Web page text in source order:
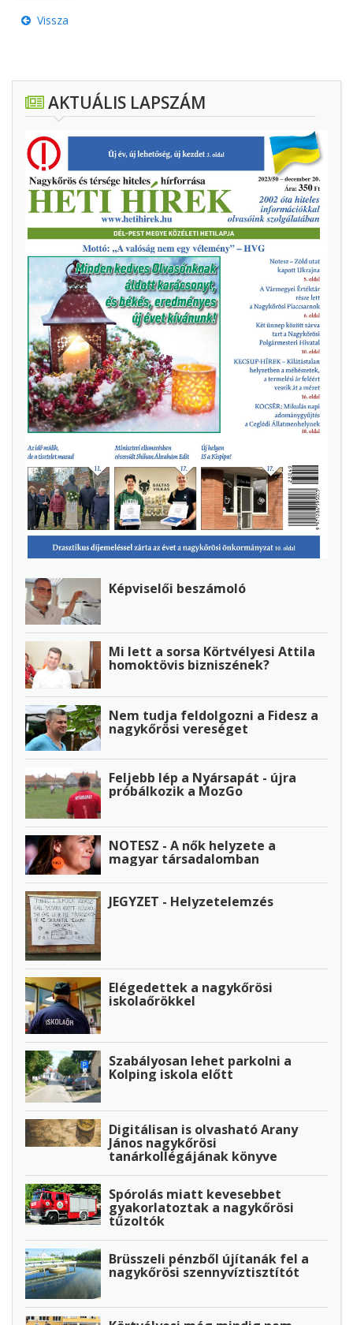
Vissza
AKTUÁLIS LAPSZÁM
Képviselői beszámoló
Mi lett a sorsa Körtvélyesi Attila
homoktövis bizniszének?
Nem tudja feldolgozni a Fidesz a
nagykőrösi vereséget
Feljebb lép a Nyársapát - újra
próbálkozik a MozGo
NOTESZ - A nők helyzete a
magyar társadalomban
JEGYZET - Helyzetelemzés
Elégedettek a nagykőrösi
iskolaőrökkel
Szabályosan lehet parkolni a
Kolping iskola előtt
Digitálisan is olvasható Arany
János nagykőrösi
tanárkollégájának könyve
Spórolás miatt kevesebbet
gyakorlatoztak a nagykőrösi
tűzoltók
Brüsszeli pénzből újítanák fel a
nagykőrösi szennyvíztisztítót